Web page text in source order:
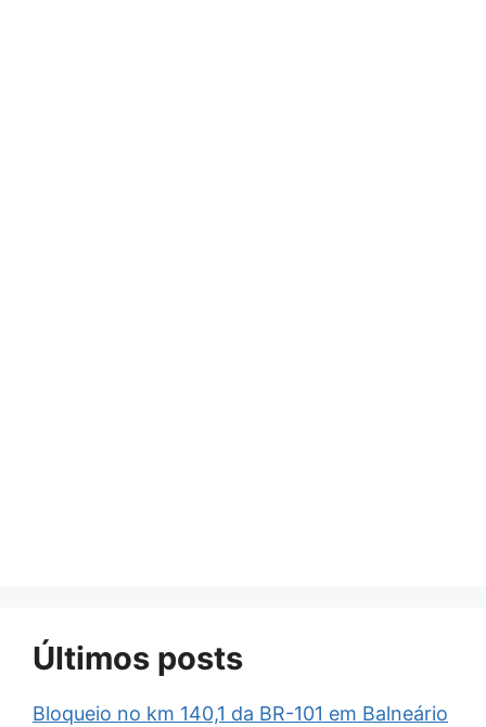
Últimos posts
Bloqueio no km 140,1 da BR-101 em Balneário